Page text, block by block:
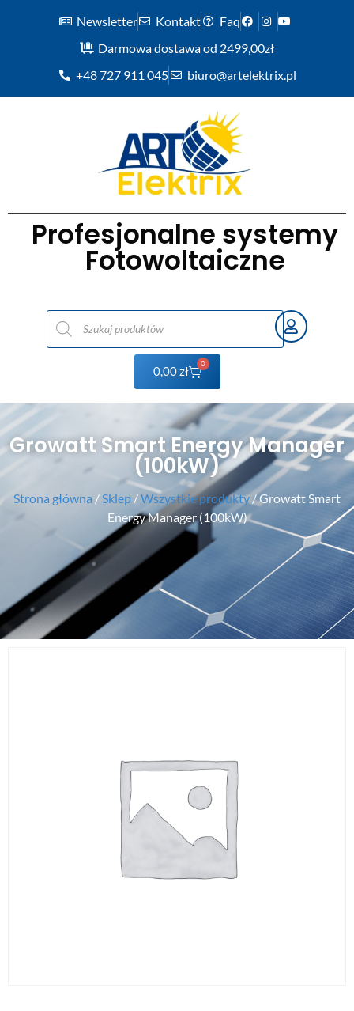
Newsletter Kontakt
Faq
Darmowa dostawa od 2499,00zł
+48 727 911 045
biuro@artelektrix.pl
Profesjonalne systemy
Fotowoltaiczne
0,00zł
0
Growatt Smart Energy Manager
(100kW)
Strona główna / Sklep /Wszystkie produkty/ Growatt Smart
Energy Manager (100kW)